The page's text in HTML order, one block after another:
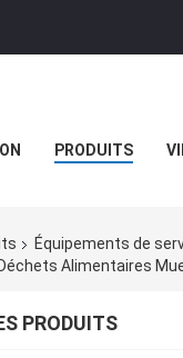
PRODUITS
Équipements de
PRODUITS